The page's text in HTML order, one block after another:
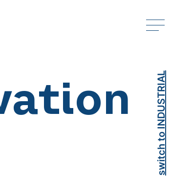
switch to INDUSTRIAL